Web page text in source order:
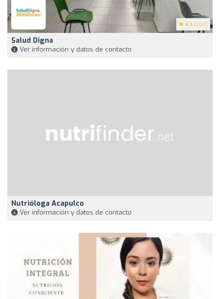
4.3 (200)
Salud Digna
Ver información y datos de contacto
Nutrióloga Acapulco
Ver información y datos de contacto